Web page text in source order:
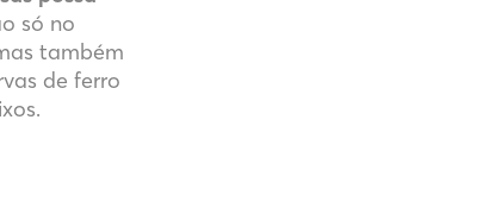
só no
também
de ferro